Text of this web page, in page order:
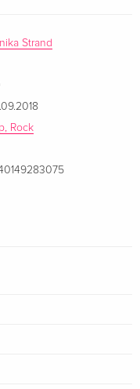
Strand
Rock